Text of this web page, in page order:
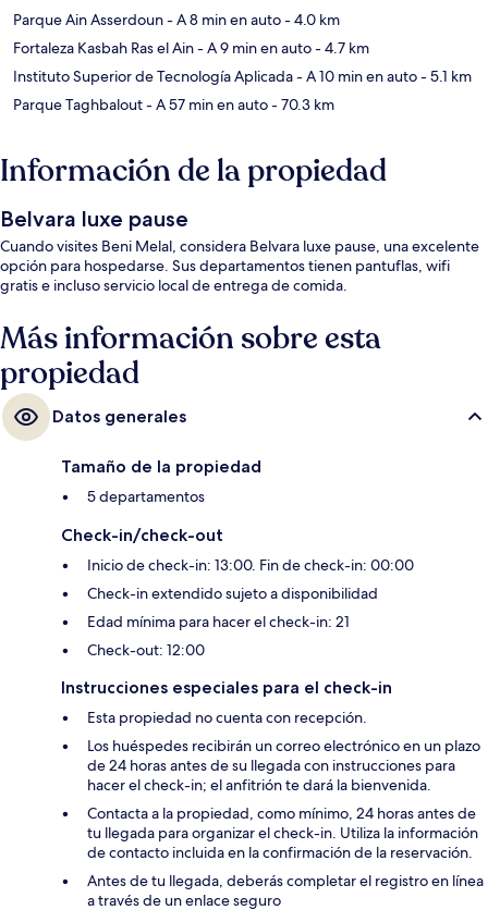
Parque Ain Asserdoun- A 8 min en auto- 4.0 km
Fortaleza Kasbah Ras el Ain- A 9 min en auto- 4.7 km
Instituto Superior de Tecnología Aplicada- A 10 min en auto- 5.1 km
Parque Taghbalout- A 57 min en auto- 70.3 km
Información de la propiedad
Belvara luxe pause
Cuando visites Beni Melal, considera Belvara luxe pause, una excelente
opción para hospedarse. Sus departamentos tienen pantuflas, wifi
gratis e incluso servicio local de entrega de comida.
Más información sobre esta
propiedad
Datos generales
Tamaño de la propiedad
5 departamentos
Check-in/check-out
Inicio de check-in: 13:00. Fin de check-in: 00:00
Check-in extendido sujeto a disponibilidad
Edad mínima para hacer el check-in: 21
Check-out: 12:00
Instrucciones especiales para el check-in
Esta propiedad no cuenta con recepción.
Los huéspedes recibirán un correo electrónico en un plazo
de 24 horas antes de su llegada con instrucciones para
hacer el check-in; el anfitrión te dará la bienvenida.
Contacta a la propiedad, como mínimo, 24 horas antes de
tu llegada para organizar el check-in. Utiliza la información
de contacto incluida en la confirmación de la reservación.
Antes de tu llegada, deberás completar el registro en línea
a través de un enlace seguro